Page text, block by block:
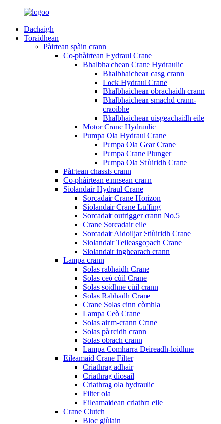
Dachaigh
Toraidhean
Pàirtean spàin crann
Co-phàirtean Hydraul Crane
Bhalbhaichean Crane Hydraulic
Bhalbhaichean casg crann
Lock Hydraul Crane
Bhalbhaichean obrachaidh crann
Bhalbhaichean smachd crann-
craoibhe
Bhalbhaichean uisgeachaidh eile
Motor Crane Hydraulic
Pumpa Ola Hydraul Crane
Pumpa Ola Gear Crane
Pumpa Crane Plunger
Pumpa Ola Stiùiridh Crane
Pàirtean chassis crann
Co-phàirtean einnsean crann
Siolandair Hydraul Crane
Sorcadair Crane Horizon
Siolandair Crane Luffing
Sorcadair outrigger crann No.5
Crane Sorcadair eile
Sorcadair Aidoiljar Stiùiridh Crane
Siolandair Teileasgopach Crane
Siolandair inghearach crann
Lampa crann
Solas rabhaidh Crane
Solas ceò cùil Crane
Solas soidhne cùil crann
Solas Rabhadh Crane
Crane Solas cinn còmhla
Lampa Ceò Crane
Solas ainm-crann Crane
Solas pàircidh crann
Solas obrach crann
Lampa Comharra Deireadh-loidhne
Eileamaid Crane Filter
Criathrag adhair
Criathrag dìosail
Criathrag ola hydraulic
Filter ola
Eileamaidean criathra eile
Crane Clutch
Bloc giùlain